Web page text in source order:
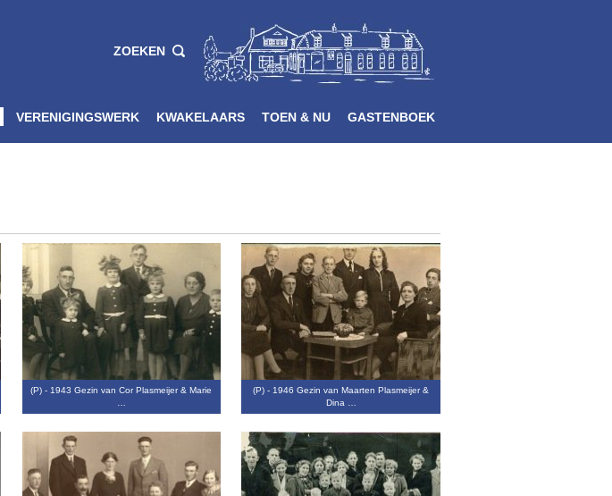
ZOEKEN
VERENIGINGSWERK KWAKELAARS TOEN & NU GASTENBOEK
(P) - 1943 Gezin van Cor Plasmeijer & Marie
(P) - 1946 Gezin van Maarten Plasmeijer &
Dina …